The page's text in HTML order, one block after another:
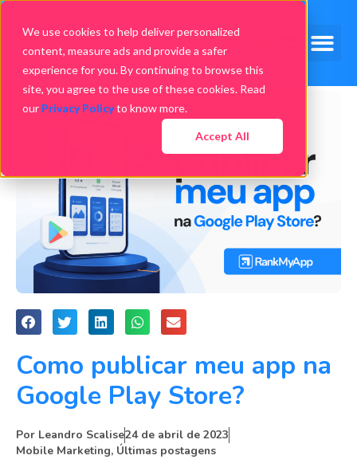
We use cookies to help deliver personalized
content, measure ads and provide a safer
experience for you. By continuing to browse this
site, you agree to the use of these cookies. Read
our Privacy Policyto know more.
Accept All
Como publicar meu app na
Google Play Store?
Por Leandro Scalise24 de abril de 2023
Mobile Marketing, Últimas postagens